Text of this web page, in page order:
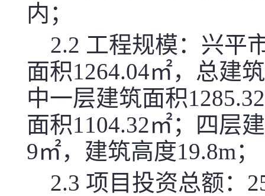
内；
2.2 工程规模：兴平
面积1264.04㎡，总建
中一层建筑面积
面积1104.32㎡；四层
9㎡，建筑高度19.8m；
2.3 项目投资总额：